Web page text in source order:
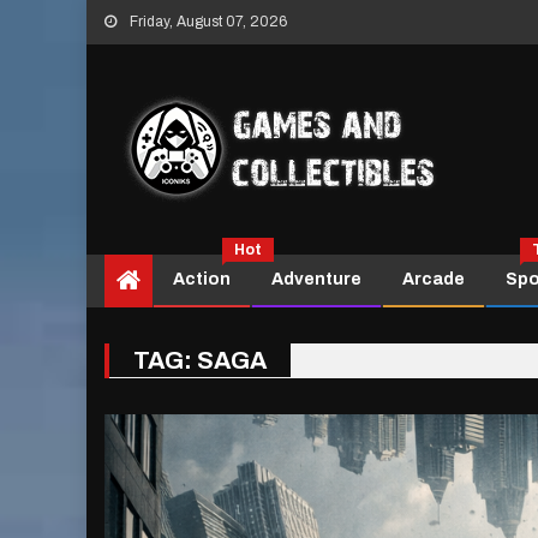
Skip
to
Friday, August 07, 2026
Action
Hot
Adventure Arcade
TAG: SAGA